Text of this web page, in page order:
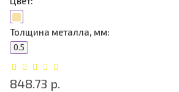
Толщина металла, мм:
0.5
848.73 р.